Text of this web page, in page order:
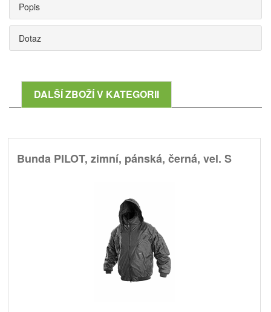
Popis
Dotaz
DALŠÍ ZBOŽÍ V KATEGORII
Bunda PILOT, zimní, pánská, černá, vel. S